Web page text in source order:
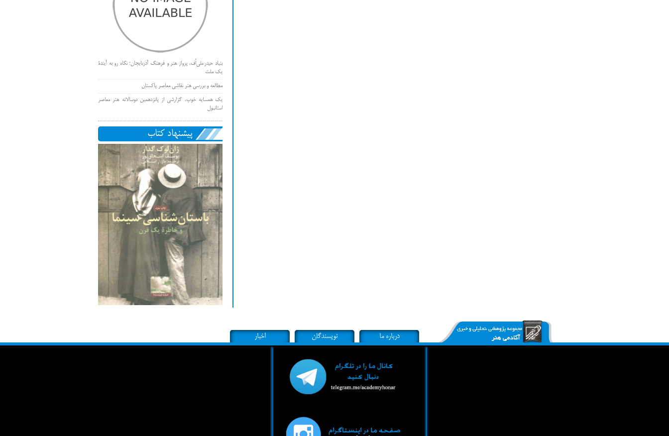
بنیاد حیدرعلی‌اُف، پرواز هنر و فرهنگ آذربایجان؛ نگاه رو به آیندۀ
یک ملت
مطالعه و بررسی هنر نقاشی معاصر پاکستان
یک همسایه خوب، گزارشی از پانزدهمین دوسالانه هنر معاصر
استانبول
پیشنهاد کتاب
درباره ما نویسندگان اخبار